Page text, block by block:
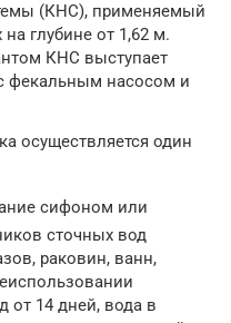
(КНС), применяемый
глубине от 1,62 м.
КНС выступает
фекальным насосом и
осуществляется один
сифоном или
сточных вод
раковин, ванн,
от 14 дней, вода в